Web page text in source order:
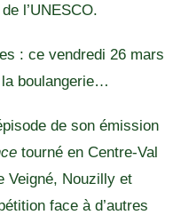
l’UNESCO.
: ce vendredi 26 mars
la boulangerie…
de son émission
tourné en Centre-Val
Veigné, Nouzilly et
face à d’autres